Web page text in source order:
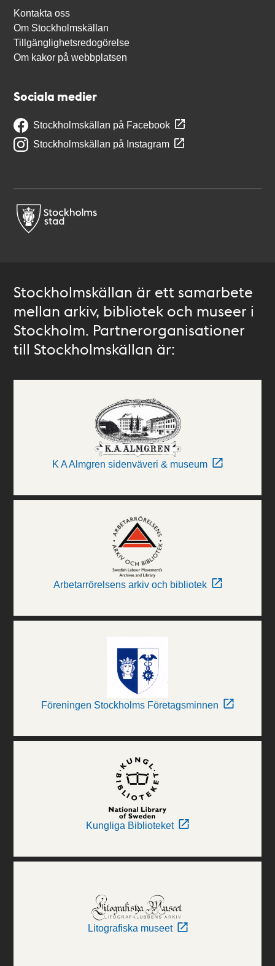
Kontakta oss
Om Stockholmskällan
Tillgänglighetsredogörelse
Om kakor på webbplatsen
Sociala medier
Stockholmskällan på Facebook
Stockholmskällan på Instagram
Stockholmskällan är ett samarbete
mellan arkiv, bibliotek och museer i
Stockholm. Partnerorganisationer
till Stockholmskällan är:
K A Almgren sidenväveri & museum
Arbetarrörelsens arkiv och bibliotek
Föreningen Stockholms Företagsminnen
Kungliga Biblioteket
Litografiska museet